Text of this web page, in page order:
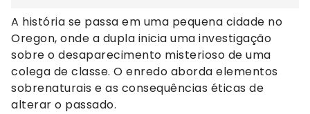
A história se passa em uma pequena cidade no
Oregon, onde a dupla inicia uma investigação
sobre o desaparecimento misterioso de uma
colega de classe. O enredo aborda elementos
sobrenaturais e as consequências éticas de
alterar o passado.